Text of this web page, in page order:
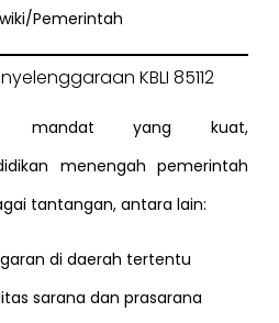
Pemerintah
KBLI 85112
mandat yang kuat,
menengah pemerintah
tantangan, antara lain:
di daerah tertentu
sarana dan prasarana